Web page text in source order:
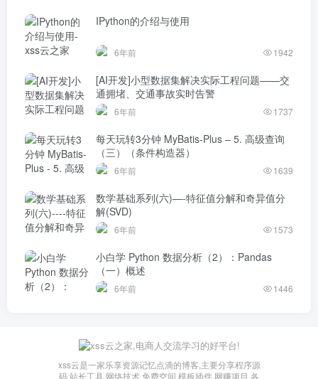
IPython的介绍与使用
6年前 1942
[AI开发]小型数据集解决实际工程问题——交
通拥堵、交通事故实时告警
6年前 1737
每天玩转3分钟 MyBatis-Plus – 5. 高级查询
（三）（条件构造器）
6年前 1639
数学基础系列(六)—-特征值分解和奇异值分
解(SVD)
6年前 1573
小白学 Python 数据分析（2）：Pandas
（一）概述
6年前 1446
xss云是一家乐享资源记忆点滴的博客,主要分享程序源
码,站长工具,网络技术,免费空间,模板插件,网赚项目,各